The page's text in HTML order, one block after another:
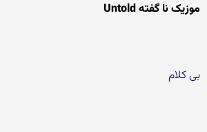
موزیک نا گفته Untold
بی کلام